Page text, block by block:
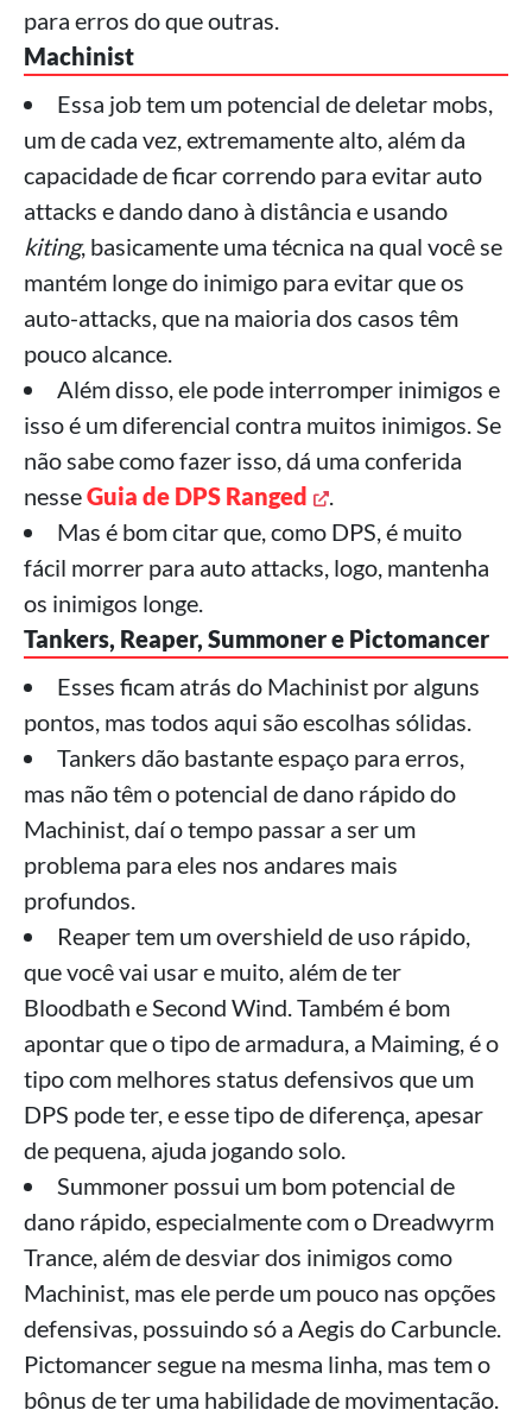
para erros do que outras.
Machinist
Essa job tem um potencial de deletar mobs,
um de cada vez, extremamente alto, além da
capacidade de ficar correndo para evitar auto
attacks e dando dano à distância e usando
kiting, basicamente uma técnica na qual você se
mantém longe do inimigo para evitar que os
auto-attacks, que na maioria dos casos têm
pouco alcance.
Além disso, ele pode interromper inimigos e
isso é um diferencial contra muitos inimigos. Se
não sabe como fazer isso, dá uma conferida
nesseGuia de DPS Ranged
Mas é bom citar que, como DPS, é muito
fácil morrer para auto attacks, logo, mantenha
os inimigos longe.
Tankers, Reaper, Summoner e Pictomancer
Esses ficam atrás do Machinist por alguns
pontos, mas todos aqui são escolhas sólidas.
Tankers dão bastante espaço para erros,
mas não têm o potencial de dano rápido do
Machinist, daí o tempo passar a ser um
problema para eles nos andares mais
profundos.
Reaper tem um overshield de uso rápido,
que você vai usar e muito, além de ter
Bloodbath e Second Wind. Também é bom
apontar que o tipo de armadura, a Maiming, é o
tipo com melhores status defensivos que um
DPS pode ter, e esse tipo de diferença, apesar
de pequena, ajuda jogando solo.
Summoner possui um bom potencial de
dano rápido, especialmente com o Dreadwyrm
Trance, além de desviar dos inimigos como
Machinist, mas ele perde um pouco nas opções
defensivas, possuindo só a Aegis do Carbuncle.
Pictomancer segue na mesma linha, mas tem o
bônus de ter uma habilidade de movimentação.